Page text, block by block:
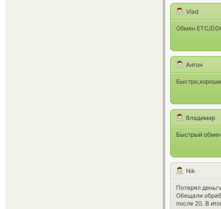
Vlad
Обмен ETC/
Антон
Владимир
Быстрый
Nik
Потерял
Обещали
после 20. В